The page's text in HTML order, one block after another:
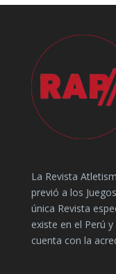
La Revista
previó a los
única Revista
existe en el Perú
cuenta con la